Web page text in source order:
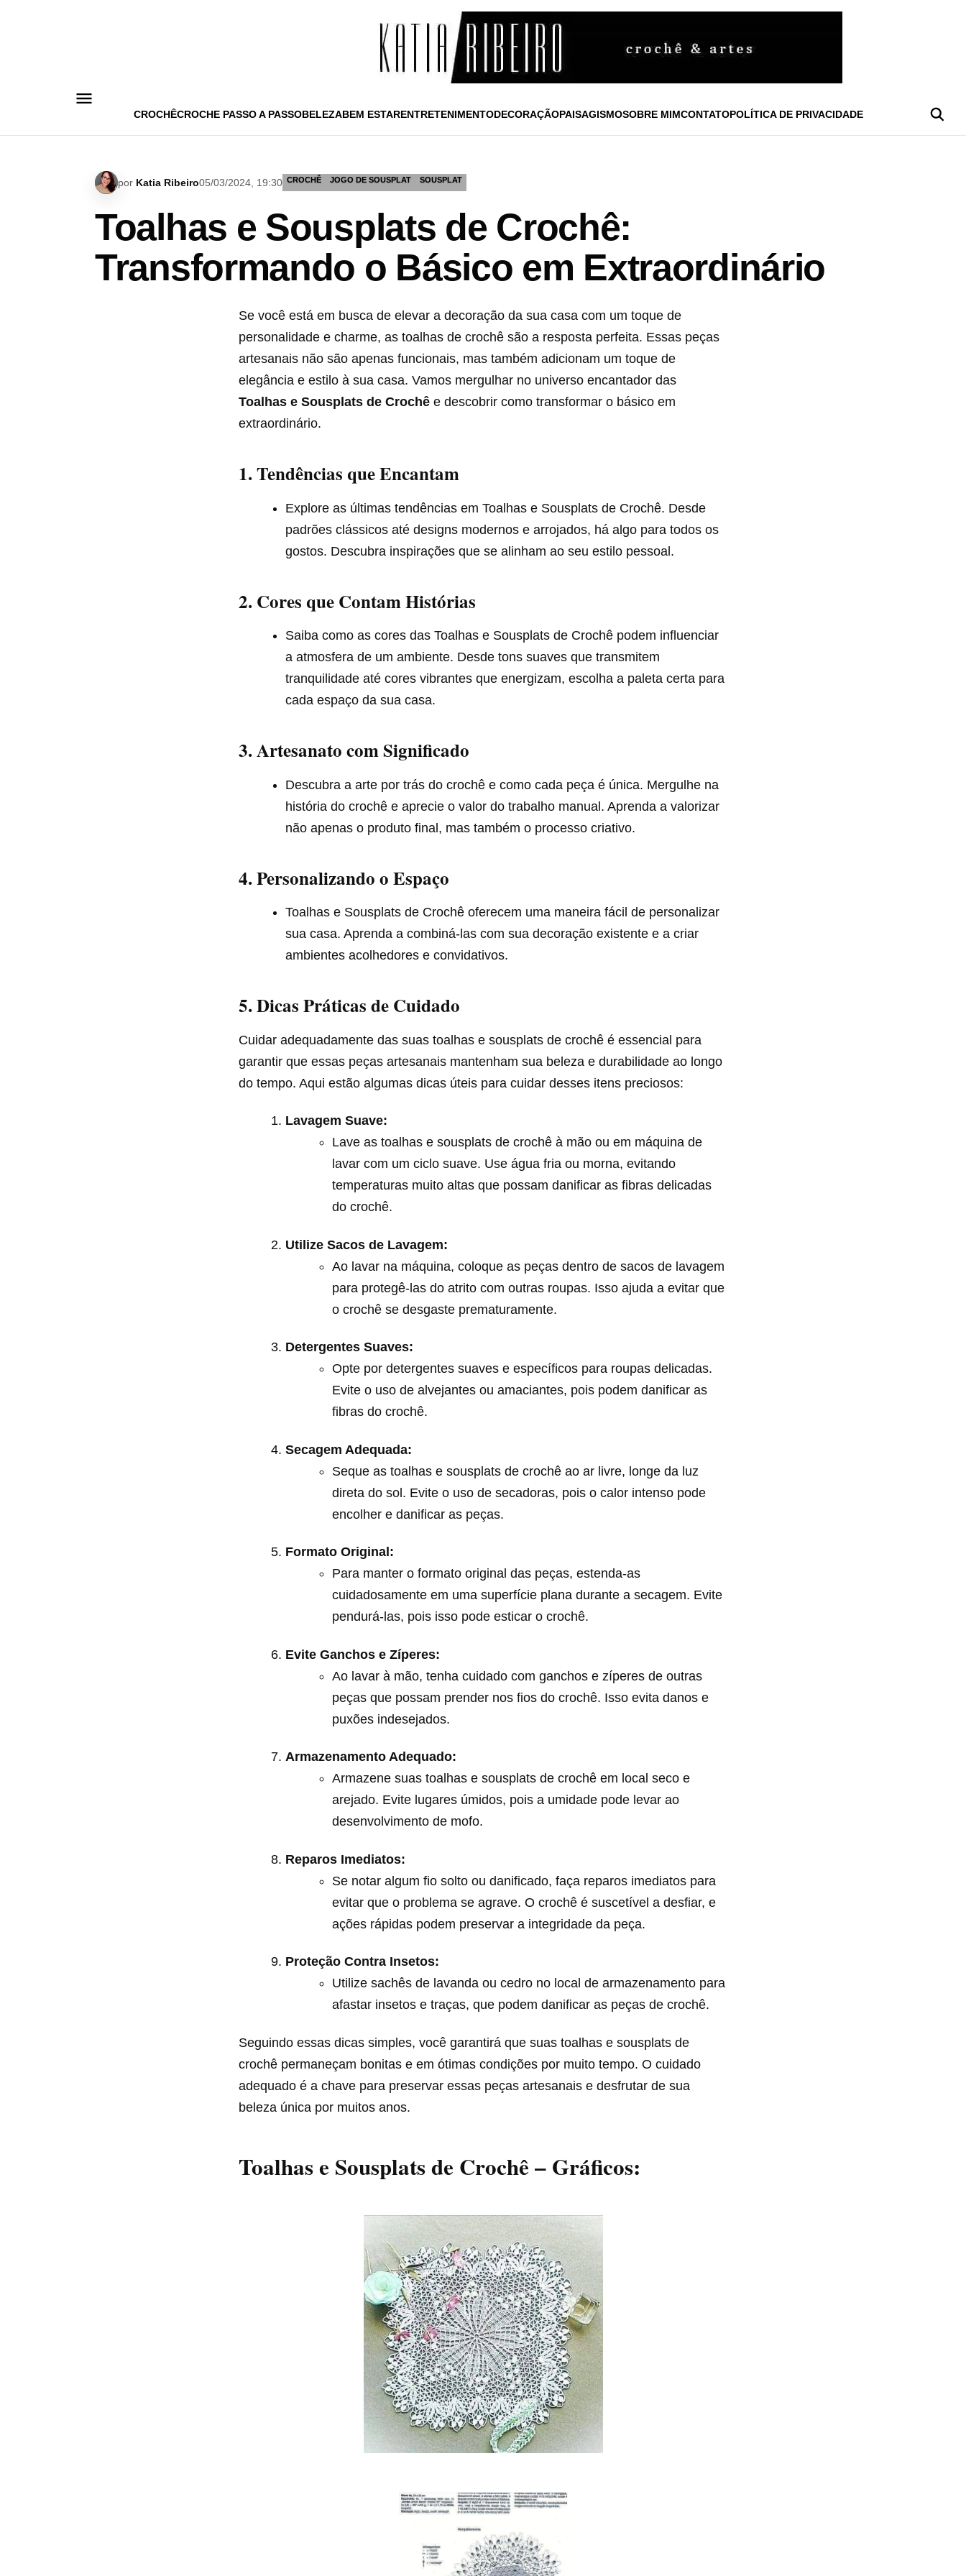
CROCHÊCROCHE PASSO A PASSOBELEZABEM ESTARENTRETENIMENTODECORAÇÃOPAISAGISMOSOBRE MIMCONTATOPOLÍTICA DE PRIVACIDADE
por Katia Ribeiro05/03/2024, 19:30 CROCHÊ JOGO DE SOUSPLAT SOUSPLAT
Toalhas e Sousplats de Crochê:
Transformando o Básico em Extraordinário
Se você está em busca de elevar a decoração da sua casa com um toque de
personalidade e charme, as toalhas de crochê são a resposta perfeita. Essas peças
artesanais não são apenas funcionais, mas também adicionam um toque de
elegância e estilo à sua casa. Vamos mergulhar no universo encantador das
Toalhas e Sousplats de Crochê e descobrir como transformar o básico em
extraordinário.
1. Tendências que Encantam
Explore as últimas tendências em Toalhas e Sousplats de Crochê. Desde
padrões clássicos até designs modernos e arrojados, há algo para todos os
gostos. Descubra inspirações que se alinham ao seu estilo pessoal.
2. Cores que Contam Histórias
Saiba como as cores das Toalhas e Sousplats de Crochê podem influenciar
a atmosfera de um ambiente. Desde tons suaves que transmitem
tranquilidade até cores vibrantes que energizam, escolha a paleta certa para
cada espaço da sua casa.
3. Artesanato com Significado
Descubra a arte por trás do crochê e como cada peça é única. Mergulhe na
história do crochê e aprecie o valor do trabalho manual. Aprenda a valorizar
não apenas o produto final, mas também o processo criativo.
4. Personalizando o Espaço
Toalhas e Sousplats de Crochê oferecem uma maneira fácil de personalizar
sua casa. Aprenda a combiná-las com sua decoração existente e a criar
ambientes acolhedores e convidativos.
5. Dicas Práticas de Cuidado
Cuidar adequadamente das suas toalhas e sousplats de crochê é essencial para
garantir que essas peças artesanais mantenham sua beleza e durabilidade ao longo
do tempo. Aqui estão algumas dicas úteis para cuidar desses itens preciosos:
Lavagem Suave:
Lave as toalhas e sousplats de crochê à mão ou em máquina de
lavar com um ciclo suave. Use água fria ou morna, evitando
temperaturas muito altas que possam danificar as fibras delicadas
do crochê.
Utilize Sacos de Lavagem:
Ao lavar na máquina, coloque as peças dentro de sacos de lavagem
para protegê-las do atrito com outras roupas. Isso ajuda a evitar que
o crochê se desgaste prematuramente.
Detergentes Suaves:
Opte por detergentes suaves e específicos para roupas delicadas.
Evite o uso de alvejantes ou amaciantes, pois podem danificar as
fibras do crochê.
Secagem Adequada:
Seque as toalhas e sousplats de crochê ao ar livre, longe da luz
direta do sol. Evite o uso de secadoras, pois o calor intenso pode
encolher e danificar as peças.
Formato Original:
Para manter o formato original das peças, estenda-as
cuidadosamente em uma superfície plana durante a secagem. Evite
pendurá-las, pois isso pode esticar o crochê.
Evite Ganchos e Zíperes:
Ao lavar à mão, tenha cuidado com ganchos e zíperes de outras
peças que possam prender nos fios do crochê. Isso evita danos e
puxões indesejados.
Armazenamento Adequado:
Armazene suas toalhas e sousplats de crochê em local seco e
arejado. Evite lugares úmidos, pois a umidade pode levar ao
desenvolvimento de mofo.
Reparos Imediatos:
Se notar algum fio solto ou danificado, faça reparos imediatos para
evitar que o problema se agrave. O crochê é suscetível a desfiar, e
ações rápidas podem preservar a integridade da peça.
Proteção Contra Insetos:
Utilize sachês de lavanda ou cedro no local de armazenamento para
afastar insetos e traças, que podem danificar as peças de crochê.
Seguindo essas dicas simples, você garantirá que suas toalhas e sousplats de
crochê permaneçam bonitas e em ótimas condições por muito tempo. O cuidado
adequado é a chave para preservar essas peças artesanais e desfrutar de sua
beleza única por muitos anos.
Toalhas e Sousplats de Crochê – Gráficos: